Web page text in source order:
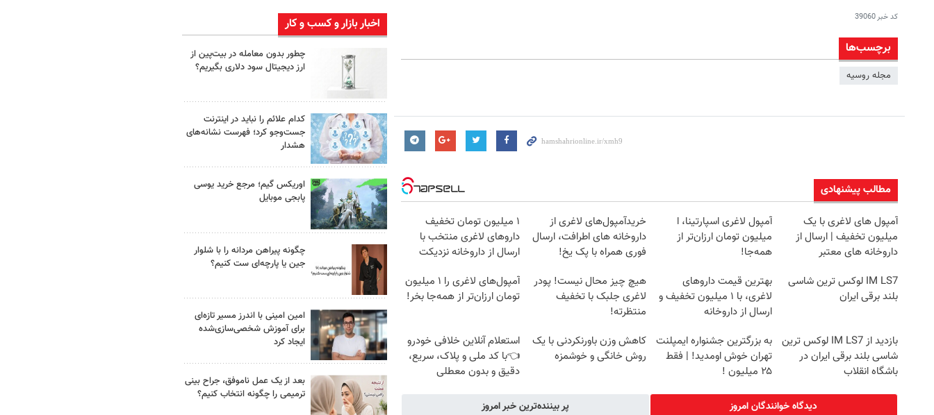
کد خبر39060
برچسب‌ها
مجله روسیه
مطالب پیشنهادی
آمپول های لاغری با یک
میلیون تخفیف | ارسال از
داروخانه های معتبر
آمپول لاغری اسپارتینا، ا
میلیون تومان ارزان‌تر از
همه‌جا!
خریدآمپول‌های لاغری از
داروخانه های اطرافت، ارسال
فوری همراه با پک یخ!
۱ میلیون تومان تخفیف
داروهای لاغری منتخب با
ارسال از داروخانه نزدیکت
IM LS7 لوکس ترین شاسی
بلند برقی ایران
بهترین قیمت داروهای
لاغری، با ۱ میلیون تخفیف و
ارسال از داروخانه‌
هیچ چیز محال نیست! پودر
لاغری جلبک با تخفیف
منتظرته!
آمپول‌های لاغری را ۱ میلیون
تومان ارزان‌تر از همه‌جا بخر!
بازدید از IM LS7 لوکس ترین
شاسی بلند برقی ایران در
باشگاه انقلاب
به بزرگترین جشنواره ایمپلنت
تهران خوش اومدید! | فقط
۲۵ میلیون !
کاهش وزن باورنکردنی با یک
روش خانگی و خوشمزه
استعلام آنلاین خلافی خودرو
👈با کد ملی و پلاک، سریع،
دقیق و بدون معطلی
دیدگاه خوانندگان امروز پر بیننده‌ترین خبر امروز
اخبار بازار و کسب و کار
چطور بدون معامله در بیت‌پین از
ارز دیجیتال سود دلاری بگیریم؟
کدام علائم را نباید در اینترنت
جست‌وجو کرد؛ فهرست نشانه‌های
هشدار
اوریکس گیم؛ مرجع خرید یوسی
پابجی موبایل
چگونه پیراهن مردانه را با شلوار
جین یا پارچه‌ای ست کنیم؟
امین امینی با اندرز مسیر تازه‌ای
برای آموزش شخصی‌سازی‌شده
ایجاد کرد
بعد از یک عمل ناموفق، جراح بینی
ترمیمی را چگونه انتخاب کنیم؟